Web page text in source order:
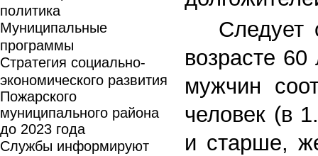
политика
Муниципальные
программы
Стратегия социально-
экономического развития
Пожарского
муниципального района
до 2023 года
Службы информируют
Следует
возрасте
мужчин
человек (в
и старше,